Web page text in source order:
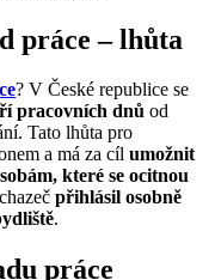
práce – lhůta
? V České republice se
pracovních dnů od
Tato lhůta pro
a má za cíl umožnit
které se ocitnou
přihlásil osobně
.
práce